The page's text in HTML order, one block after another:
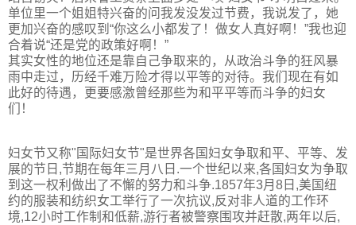
单位里一个姐姐特兴奋的问我发没发过节费，我说发了，她
更加兴奋的感叹到“你这么小都发了！做女人真好啊！”我也迎
合着说“还是党的政策好啊！”
其实女性的地位还是靠自己争取来的，从政治斗争的狂风暴
雨中走过，历经千难万险才得以平等的对待。我们现在有如
此好的待遇，更要感激曾经那些为和平平等而斗争的妇女
们！
妇女节又称"国际妇女节"是世界各国妇女争取和平、平等、发
展的节日,节期在每年三月八日.一个世纪以来,各国妇女为争取
到这一权利做出了不懈的努力和斗争.1857年3月8日,美国纽
约的服装和纺织女工举行了一次抗议,反对非人道的工作环
境,12小时工作制和低薪,游行者被警察围攻并赶散,两年以后,